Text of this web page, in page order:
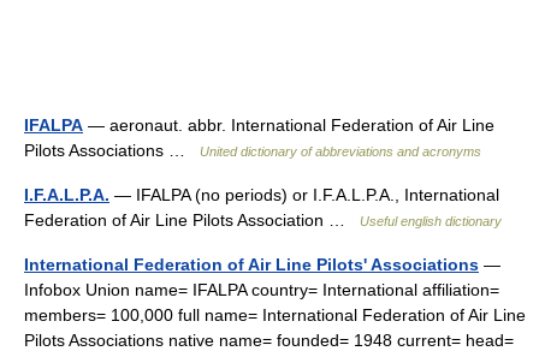
IFALPA — aeronaut. abbr. International Federation of Air Line
Pilots Associations …
United dictionary of abbreviations and acronyms
I.F.A.L.P.A. — IFALPA (no periods) or I.F.A.L.P.A., International
Federation of Air Line Pilots Association …
Useful english dictionary
International Federation of Air Line Pilots' Associations —
Infobox Union name= IFALPA country= International affiliation=
members= 100,000 full name= International Federation of Air Line
Pilots Associations native name= founded= 1948 current= head=